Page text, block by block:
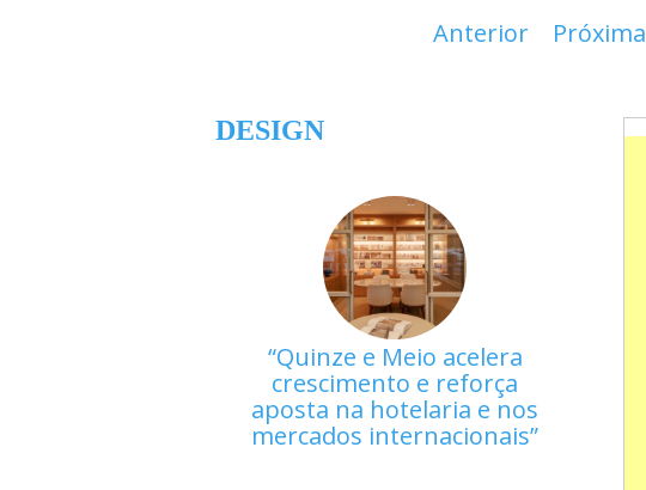
Anterior Próxima
DESIGN
Quinze e Meio acelera
crescimento e reforça
aposta na hotelaria e nos
mercados internacionais